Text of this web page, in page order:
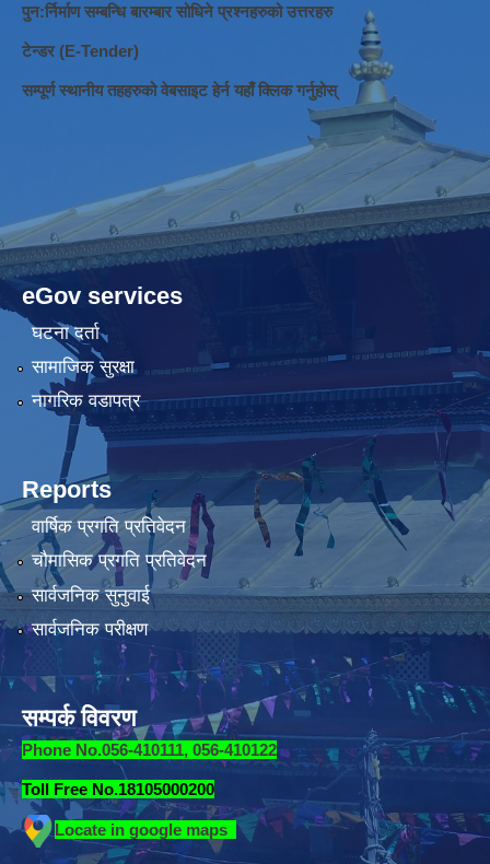
पुन:र्निर्माण सम्बन्धि बारम्बार सोधिने प्रश्नहरुको उत्तरहरु
टेन्डर (E-Tender)
सम्पूर्ण स्थानीय तहहरुको वेबसाइट हेर्न यहाँ क्लिक गर्नुहोस्
eGov services
घटना दर्ता
सामाजिक सुरक्षा
नागरिक वडापत्र
Reports
वार्षिक प्रगति प्रतिवेदन
चौमासिक प्रगति प्रतिवेदन
सार्वजनिक सुनुवाई
सार्वजनिक परीक्षण
सम्पर्क विवरण
Phone No.056-410111, 056-410122
Toll Free No.18105000200
Locate in google maps